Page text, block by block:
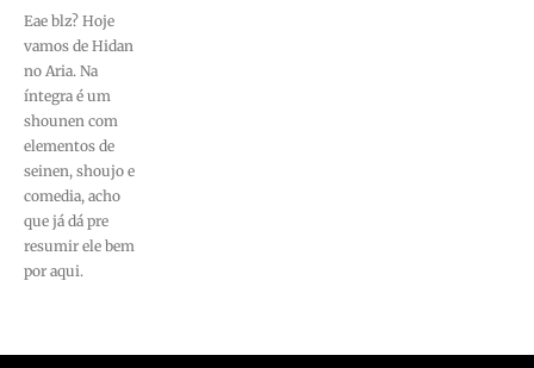
Eae blz? Hoje
vamos de Hidan
no Aria. Na
íntegra é um
shounen com
elementos de
seinen, shoujo e
comedia, acho
que já dá pre
resumir ele bem
por aqui.